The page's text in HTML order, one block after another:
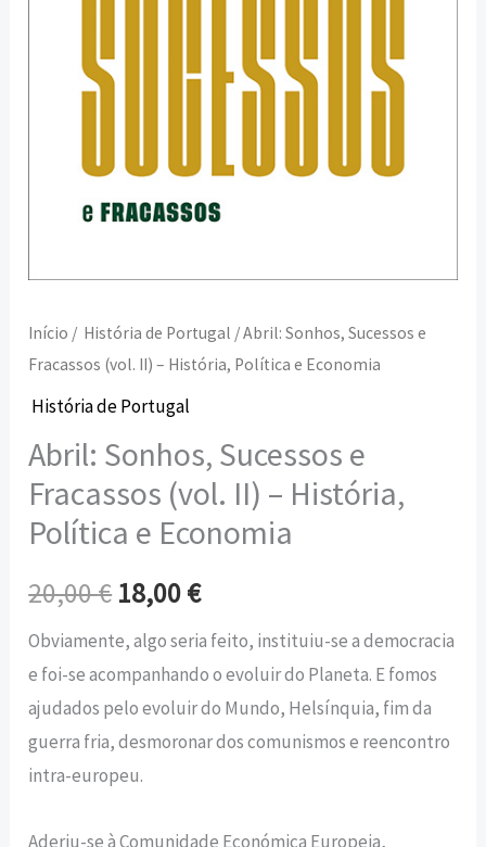
Início / História de Portugal / Abril: Sonhos, Sucessos e
Fracassos (vol. II) – História, Política e Economia
História de Portugal
Abril: Sonhos, Sucessos e
Fracassos (vol. II) – História,
Política e Economia
20,00€ 18,00€
Obviamente, algo seria feito, instituiu-se a democracia
e foi-se acompanhando o evoluir do Planeta. E fomos
ajudados pelo evoluir do Mundo, Helsínquia, fim da
guerra fria, desmoronar dos comunismos e reencontro
intra-europeu.
Aderiu-se à Comunidade Económica Europeia,